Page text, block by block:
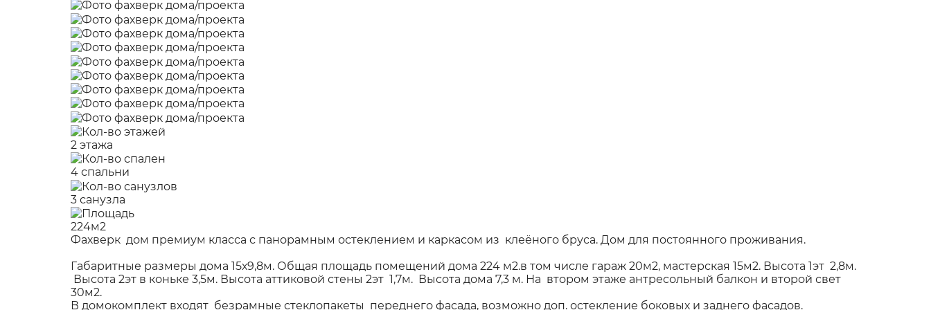
2 этажа
4 спальни
3 санузла
224м2
Фахверк дом премиум класса с панорамным остеклением и каркасом из клеёного бруса. Дом для постоянного проживания.
Габаритные размеры дома 15х9,8м. Общая площадь помещений дома 224 м2.в том числе гараж 20м2, мастерская 15м2. Высота 1эт 2,8м.
Высота 2эт в коньке 3,5м. Высота аттиковой стены 2эт 1,7м. Высота дома 7,3 м. На втором этаже антресольный балкон и второй свет
30м2.
В домокомплект входят безрамные стеклопакеты переднего фасада, возможно доп. остекление боковых и заднего фасадов.